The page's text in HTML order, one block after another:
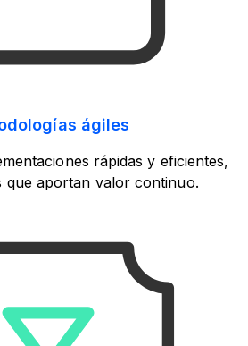
ágiles
rápidas y eficientes,
que aportan valor continuo.